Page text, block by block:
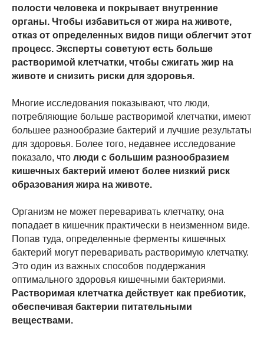
полости человека и покрывает внутренние
органы. Чтобы избавиться от жира на животе,
отказ от определенных видов пищи облегчит этот
процесс. Эксперты советуют есть больше
растворимой клетчатки, чтобы сжигать жир на
животе и снизить риски для здоровья.
Многие исследования показывают, что люди,
потребляющие больше растворимой клетчатки, имеют
большее разнообразие бактерий и лучшие результаты
для здоровья. Более того, недавнее исследование
показало, что люди с большим разнообразием
кишечных бактерий имеют более низкий риск
образования жира на животе.
Организм не может переваривать клетчатку, она
попадает в кишечник практически в неизменном виде.
Попав туда, определенные ферменты кишечных
бактерий могут переваривать растворимую клетчатку.
Это один из важных способов поддержания
оптимального здоровья кишечными бактериями.
Растворимая клетчатка действует как пребиотик,
обеспечивая бактерии питательными
веществами.